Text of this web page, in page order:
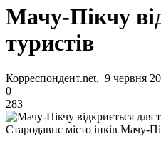
Мачу-Пікчу
туристів
Корреспондент.net, 9 червня
0
283
Стародавнє місто інків Мачу-